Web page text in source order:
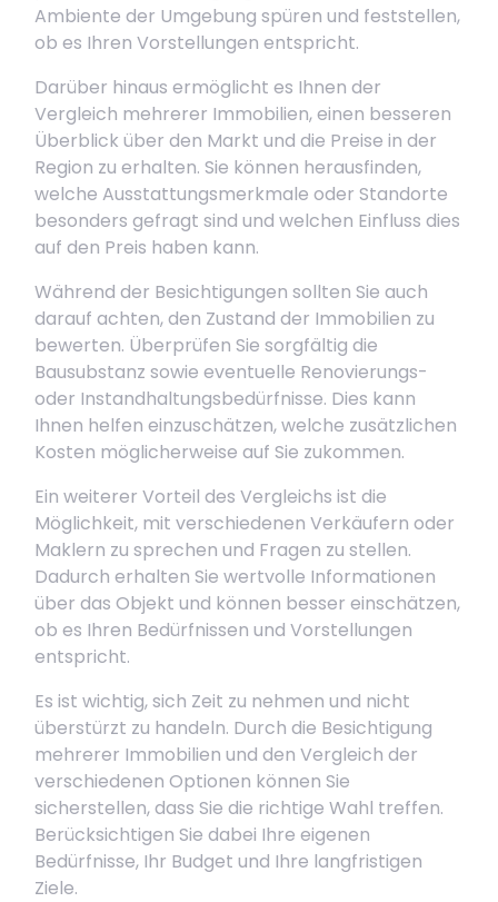
Ambiente der Umgebung spüren und feststellen,
ob es Ihren Vorstellungen entspricht.
Darüber hinaus ermöglicht es Ihnen der
Vergleich mehrerer Immobilien, einen besseren
Überblick über den Markt und die Preise in der
Region zu erhalten. Sie können herausfinden,
welche Ausstattungsmerkmale oder Standorte
besonders gefragt sind und welchen Einfluss dies
auf den Preis haben kann.
Während der Besichtigungen sollten Sie auch
darauf achten, den Zustand der Immobilien zu
bewerten. Überprüfen Sie sorgfältig die
Bausubstanz sowie eventuelle Renovierungs-
oder Instandhaltungsbedürfnisse. Dies kann
Ihnen helfen einzuschätzen, welche zusätzlichen
Kosten möglicherweise auf Sie zukommen.
Ein weiterer Vorteil des Vergleichs ist die
Möglichkeit, mit verschiedenen Verkäufern oder
Maklern zu sprechen und Fragen zu stellen.
Dadurch erhalten Sie wertvolle Informationen
über das Objekt und können besser einschätzen,
ob es Ihren Bedürfnissen und Vorstellungen
entspricht.
Es ist wichtig, sich Zeit zu nehmen und nicht
überstürzt zu handeln. Durch die Besichtigung
mehrerer Immobilien und den Vergleich der
verschiedenen Optionen können Sie
sicherstellen, dass Sie die richtige Wahl treffen.
Berücksichtigen Sie dabei Ihre eigenen
Bedürfnisse, Ihr Budget und Ihre langfristigen
Ziele.